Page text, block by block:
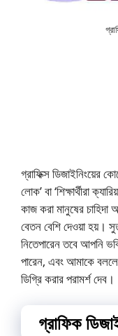
গ্রাফিক্স ডিজাইনিংয়ের
লোক’ বা ‘শিক্ষার্থীরা
কাজ করা মানুষের চাহিদা
বেতন বেশি দেওয়া হয়।
নিতেপারেন তবে আপনি
পারেন, এবং আমাকে
ডিগ্রি করার পরামর্শ দেব।
গ্রাফিক